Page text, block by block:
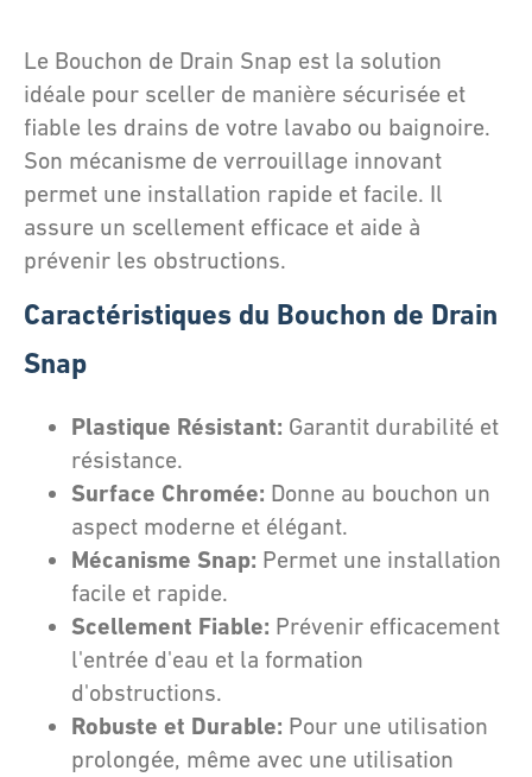
Le Bouchon de Drain Snap est la solution
idéale pour sceller de manière sécurisée et
fiable les drains de votre lavabo ou baignoire.
Son mécanisme de verrouillage innovant
permet une installation rapide et facile. Il
assure un scellement efficace et aide à
prévenir les obstructions.
Caractéristiques du Bouchon de Drain
Snap
Plastique Résistant: Garantit durabilité et
résistance.
Surface Chromée: Donne au bouchon un
aspect moderne et élégant.
Mécanisme Snap: Permet une installation
facile et rapide.
Scellement Fiable: Prévenir efficacement
l'entrée d'eau et la formation
d'obstructions.
Robuste et Durable: Pour une utilisation
prolongée, même avec une utilisation